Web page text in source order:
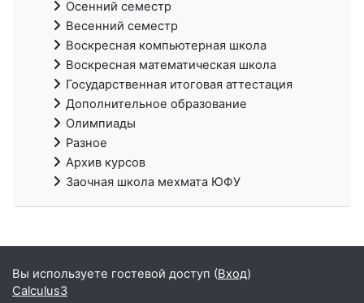
Осенний семестр
Весенний семестр
Воскресная компьютерная школа
Воскресная математическая школа
Государственная итоговая аттестация
Дополнительное образование
Олимпиады
Разное
Архив курсов
Заочная школа мехмата ЮФУ
Вы используете гостевой доступ (Вход)
Calculus3